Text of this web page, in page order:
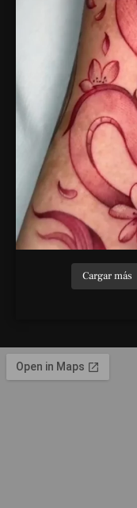
Cargar más